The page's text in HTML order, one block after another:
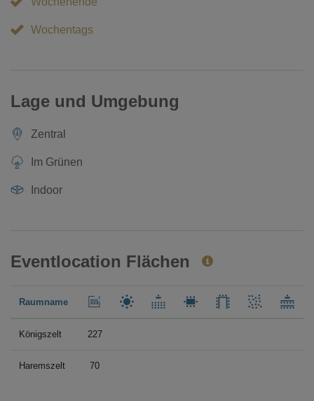
Wochentags
Lage und Umgebung
Zentral
Im Grünen
Indoor
Eventlocation Flächen
Raumname
Königszelt 227
Haremszelt 70